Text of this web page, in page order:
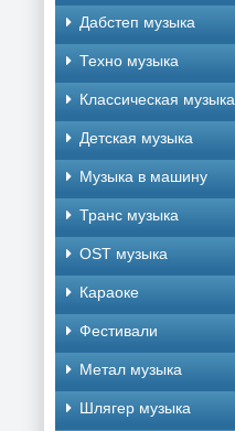
Дабстеп музыка
Техно музыка
Классическая музыка
Детская музыка
Музыка в машину
Транс музыка
OST музыка
Караоке
Фестивали
Метал музыка
Шлягер музыка